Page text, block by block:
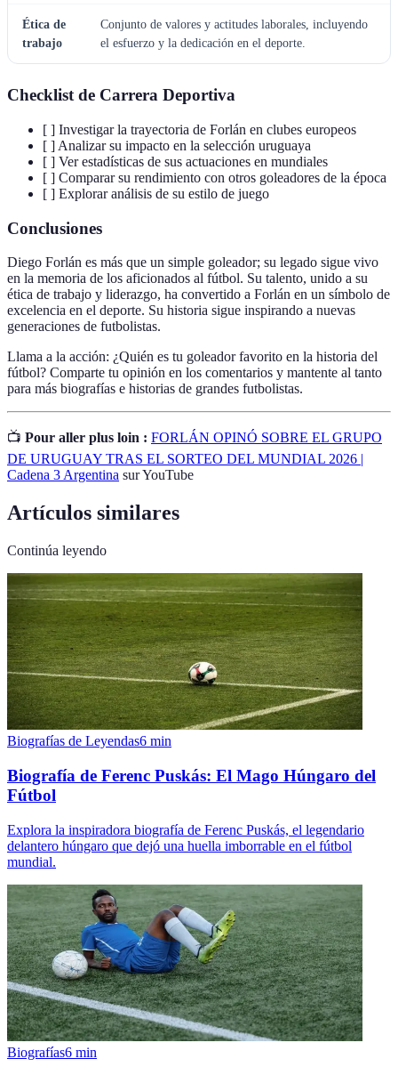
Ética de
trabajo
Conjunto de valores y actitudes laborales, incluyendo
el esfuerzo y la dedicación en el deporte.
Checklist de Carrera Deportiva
[ ] Investigar la trayectoria de Forlán en clubes europeos
[ ] Analizar su impacto en la selección uruguaya
[ ] Ver estadísticas de sus actuaciones en mundiales
[ ] Comparar su rendimiento con otros goleadores de la época
[ ] Explorar análisis de su estilo de juego
Conclusiones
Diego Forlán es más que un simple goleador; su legado sigue vivo
en la memoria de los aficionados al fútbol. Su talento, unido a su
ética de trabajo y liderazgo, ha convertido a Forlán en un símbolo de
excelencia en el deporte. Su historia sigue inspirando a nuevas
generaciones de futbolistas.
Llama a la acción: ¿Quién es tu goleador favorito en la historia del
fútbol? Comparte tu opinión en los comentarios y mantente al tanto
para más biografías e historias de grandes futbolistas.
📺 Pour aller plus loin : FORLÁN OPINÓ SOBRE EL GRUPO
DE URUGUAY TRAS EL SORTEO DEL MUNDIAL 2026 |
Cadena 3 Argentina sur YouTube
Artículos similares
Continúa leyendo
Biografías de Leyendas6 min
Biografía de Ferenc Puskás: El Mago Húngaro del
Fútbol
Explora la inspiradora biografía de Ferenc Puskás, el legendario
delantero húngaro que dejó una huella imborrable en el fútbol
mundial.
Biografías6 min